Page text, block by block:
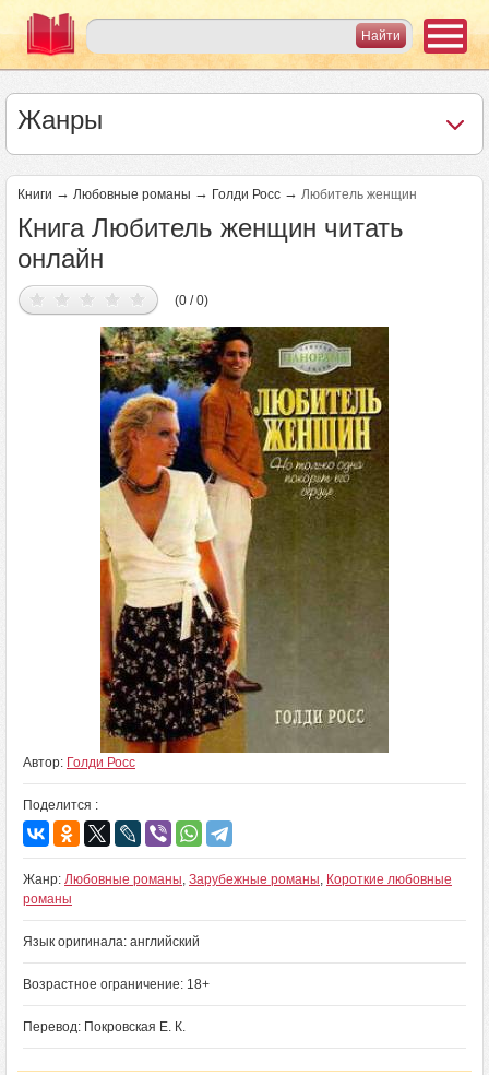
Жанры
Книги → Любовные романы → Голди Росс → Любитель женщин
Книга Любитель женщин читать
онлайн
(0 / 0)
Автор: Голди Росс
Поделится :
Жанр: Любовные романы, Зарубежные романы, Короткие любовные
романы
Язык оригинала: английский
Возрастное ограничение: 18+
Перевод: Покровская Е. К.